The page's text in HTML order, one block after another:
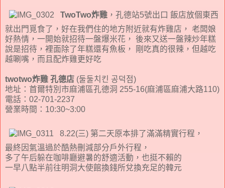
TwoTwo炸雞 ，孔德站5號出口 飯店放個東西
就出門覓食了，好在我們住的地方附近就有炸雞店， 老闆娘
好熱情，一開始就招待一盤爆米花， 後來又送一盤辣炒年糕
說是招待，裡面除了年糕還有魚板， 剛吃真的很辣，但越吃
越唰嘴，而且配炸雞更好吃
twotwo炸雞 孔德店 (둘둘치킨 공덕점)
地址：首爾特別市麻浦區孔德洞 255-16(麻浦區麻浦大路110)
電話：02-701-2237
營業時間：10:30~3:00
8.22(三) 第二天原本排了滿滿精實行程，
最終因氣溫過於酷熱刪減部分戶外行程，
多了午后躲在咖啡廳避暑的舒適活動，也挺不賴的
一早八點半前往明洞大使館換錢所兌換充足的韓元